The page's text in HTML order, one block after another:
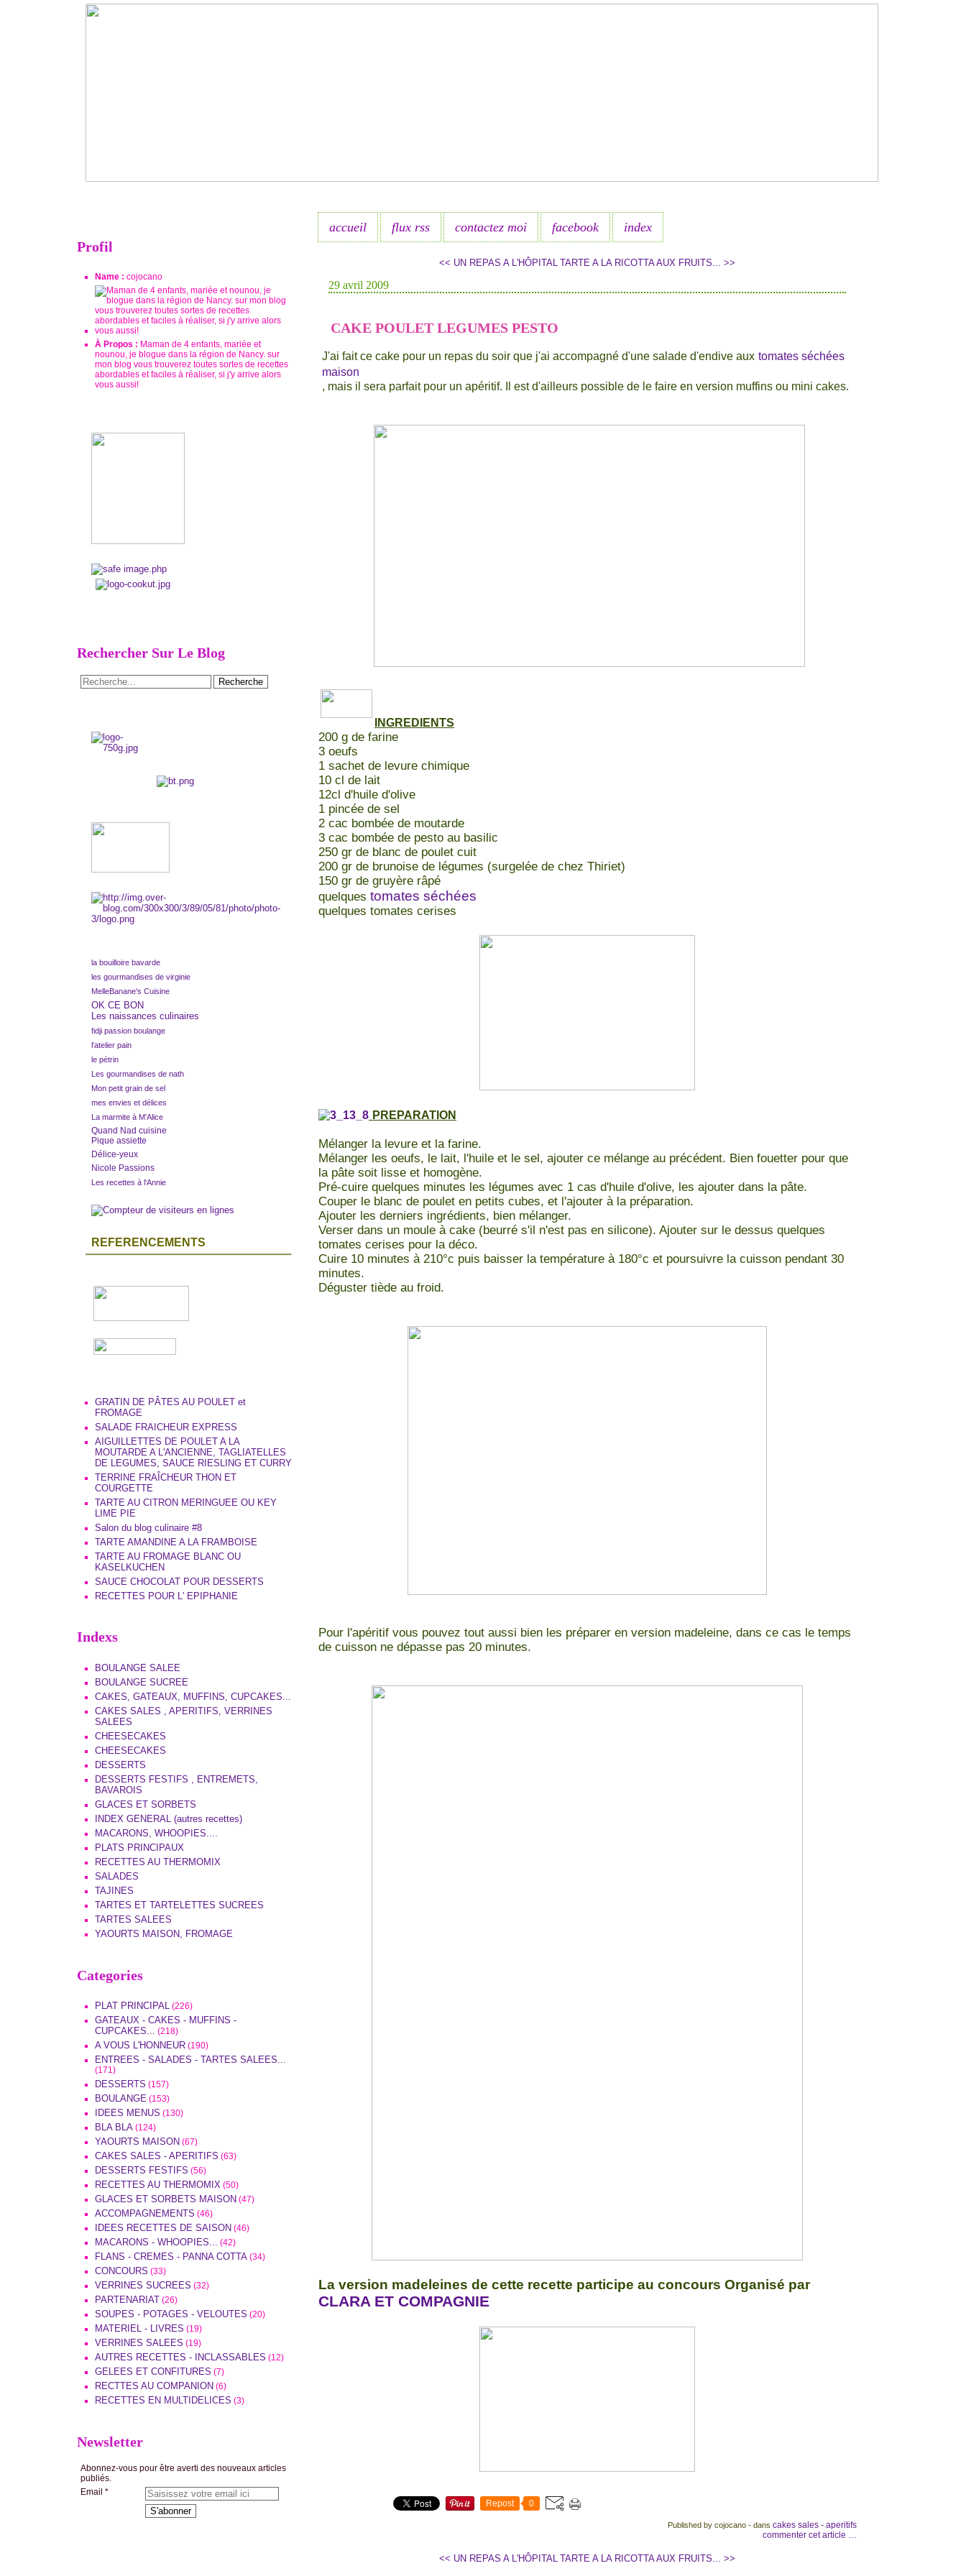
Profil
Name : cojocano
À Propos : Maman de 4 enfants, mariée et
nounou, je blogue dans la région de Nancy. sur
mon blog vous trouverez toutes sortes de recettes
abordables et faciles à réaliser, si j'y arrive alors
vous aussi!
Rechercher Sur Le Blog
la bouilloire bavarde
les gourmandises de virginie
MelleBanane's Cuisine
OK CE BON
Les naissances culinaires
fidji passion boulange
l'atelier pain
le pétrin
Les gourmandises de nath
Mon petit grain de sel
mes envies et délices
La marmite à M'Alice
Quand Nad cuisine
Pique assiette
Délice-yeux
Nicole Passions
Les recettes à l'Annie
REFERENCEMENTS
GRATIN DE PÂTES AU POULET et
FROMAGE
SALADE FRAICHEUR EXPRESS
AIGUILLETTES DE POULET A LA
MOUTARDE A L'ANCIENNE, TAGLIATELLES
DE LEGUMES, SAUCE RIESLING ET CURRY
TERRINE FRAÎCHEUR THON ET
COURGETTE
TARTE AU CITRON MERINGUEE OU KEY
LIME PIE
Salon du blog culinaire #8
TARTE AMANDINE A LA FRAMBOISE
TARTE AU FROMAGE BLANC OU
KASELKUCHEN
SAUCE CHOCOLAT POUR DESSERTS
RECETTES POUR L' EPIPHANIE
Indexs
BOULANGE SALEE
BOULANGE SUCREE
CAKES, GATEAUX, MUFFINS, CUPCAKES...
CAKES SALES , APERITIFS, VERRINES
SALEES
CHEESECAKES
CHEESECAKES
DESSERTS
DESSERTS FESTIFS , ENTREMETS,
BAVAROIS
GLACES ET SORBETS
INDEX GENERAL (autres recettes)
MACARONS, WHOOPIES....
PLATS PRINCIPAUX
RECETTES AU THERMOMIX
SALADES
TAJINES
TARTES ET TARTELETTES SUCREES
TARTES SALEES
YAOURTS MAISON, FROMAGE
Categories
PLAT PRINCIPAL (226)
GATEAUX - CAKES - MUFFINS -
CUPCAKES... (218)
A VOUS L'HONNEUR (190)
ENTREES - SALADES - TARTES SALEES...
(171)
DESSERTS (157)
BOULANGE (153)
IDEES MENUS (130)
BLA BLA (124)
YAOURTS MAISON (67)
CAKES SALES - APERITIFS (63)
DESSERTS FESTIFS (56)
RECETTES AU THERMOMIX (50)
GLACES ET SORBETS MAISON (47)
ACCOMPAGNEMENTS (46)
IDEES RECETTES DE SAISON (46)
MACARONS - WHOOPIES... (42)
FLANS - CREMES - PANNA COTTA (34)
CONCOURS (33)
VERRINES SUCREES (32)
PARTENARIAT (26)
SOUPES - POTAGES - VELOUTES (20)
MATERIEL - LIVRES (19)
VERRINES SALEES (19)
AUTRES RECETTES - INCLASSABLES (12)
GELEES ET CONFITURES (7)
RECTTES AU COMPANION (6)
RECETTES EN MULTIDELICES (3)
Newsletter
Abonnez-vous pour être averti des nouveaux articles
publiés.
Email
accueil flux rss contactez moi facebook index
<< UN REPAS A L'HÔPITAL TARTE A LA RICOTTA AUX FRUITS... >>
29 avril 2009
CAKE POULET LEGUMES PESTO
J'ai fait ce cake pour un repas du soir que j'ai accompagné d'une salade d'endive aux tomates séchées
maison
, mais il sera parfait pour un apéritif. Il est d'ailleurs possible de le faire en version muffins ou mini cakes.
INGREDIENTS
200 g de farine
3 oeufs
1 sachet de levure chimique
10 cl de lait
12cl d'huile d'olive
1 pincée de sel
2 cac bombée de moutarde
3 cac bombée de pesto au basilic
250 gr de blanc de poulet cuit
200 gr de brunoise de légumes (surgelée de chez Thiriet)
150 gr de gruyère râpé
quelques tomates séchées
quelques tomates cerises
PREPARATION
Mélanger la levure et la farine.
Mélanger les oeufs, le lait, l'huile et le sel, ajouter ce mélange au précédent. Bien fouetter pour que
la pâte soit lisse et homogène.
Pré-cuire quelques minutes les légumes avec 1 cas d'huile d'olive, les ajouter dans la pâte.
Couper le blanc de poulet en petits cubes, et l'ajouter à la préparation.
Ajouter les derniers ingrédients, bien mélanger.
Verser dans un moule à cake (beurré s'il n'est pas en silicone). Ajouter sur le dessus quelques
tomates cerises pour la déco.
Cuire 10 minutes à 210°c puis baisser la température à 180°c et poursuivre la cuisson pendant 30
minutes.
Déguster tiède au froid.
Pour l'apéritif vous pouvez tout aussi bien les préparer en version madeleine, dans ce cas le temps
de cuisson ne dépasse pas 20 minutes.
La version madeleines de cette recette participe au concours Organisé par
CLARA ET COMPAGNIE
Repost 0
Published by cojocano - dans cakes sales - aperitifs
commenter cet article …
<< UN REPAS A L'HÔPITAL TARTE A LA RICOTTA AUX FRUITS... >>